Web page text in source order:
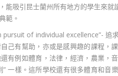
能吸引昆士蘭州所有地方的學生來就
範。
pursuit of individual excellence”- 追
己有幫助，亦或是感興趣的課程，
有例如體育，法律，經濟，農業，
” 一樣。這所學校還有很多體育和音